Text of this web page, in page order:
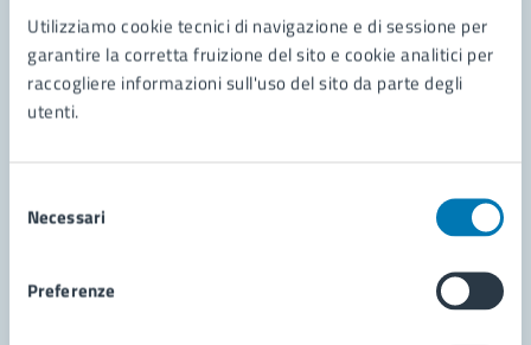
Utilizziamo cookie tecnici di navigazione e di sessione per
garantire la corretta fruizione del sito e cookie analitici per
raccogliere informazioni sull'uso del sito da parte degli
utenti.
delNecessari
Preferenze
Leggi le domande frequenti
Richiedi assistenza
Problemi in città